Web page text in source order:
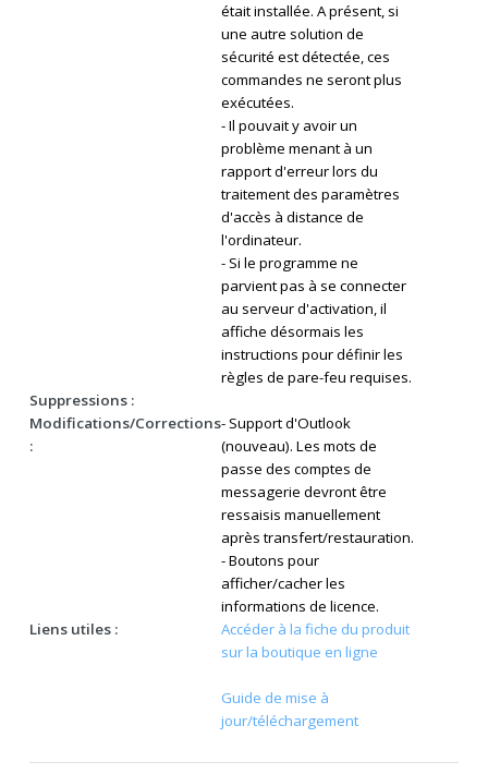
était installée. A présent, si
une autre solution de
sécurité est détectée, ces
commandes ne seront plus
exécutées.
- Il pouvait y avoir un
problème menant à un
rapport d'erreur lors du
traitement des paramètres
d'accès à distance de
l'ordinateur.
- Si le programme ne
parvient pas à se connecter
au serveur d'activation, il
affiche désormais les
instructions pour définir les
règles de pare-feu requises.
Suppressions :
Modifications/Corrections
:
- Support d'Outlook
(nouveau). Les mots de
passe des comptes de
messagerie devront être
ressaisis manuellement
après transfert/restauration.
- Boutons pour
afficher/cacher les
informations de licence.
Liens utiles :
Accéder à la fiche du produit
sur la boutique en ligne
Guide de mise à
jour/téléchargement